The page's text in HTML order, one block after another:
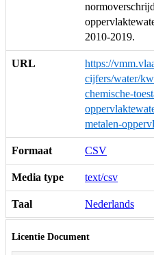
2010-2019.
URL
https://
cijfers/water/
chemische-
metalen-
Formaat CSV
Media type text/csv
Taal Nederlands
Licentie Document